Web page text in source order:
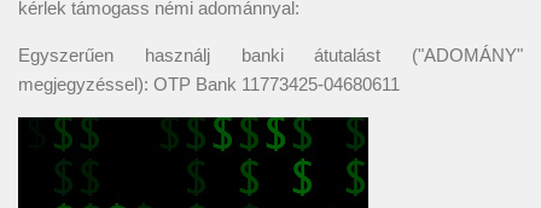
kérlek támogass némi adománnyal:
Egyszerűen használj banki átutalást ("ADOMÁNY"
megjegyzéssel): OTP Bank 11773425-04680611